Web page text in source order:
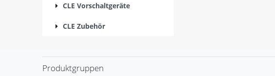
CLE Vorschaltgeräte
CLE Zubehör
Produktgruppen